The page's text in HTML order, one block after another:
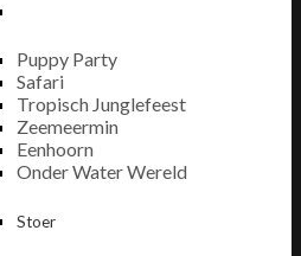
Puppy Party
Safari
Tropisch Junglefeest
Zeemeermin
Eenhoorn
Onder Water Wereld
Stoer